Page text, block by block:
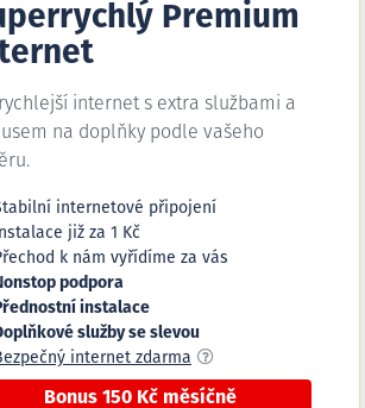
Premium
internet s extra službami a
na doplňky podle vašeho
internetové připojení
Instalace již za 1 Kč
k nám vyřídíme za vás
podpora
instalace
služby se slevou
internet zdarma
Bonus 150 Kč měsíčně